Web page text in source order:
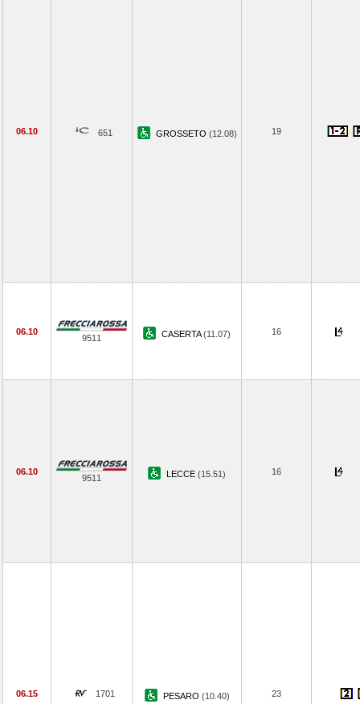
06.10 651 GROSSETO (12.08) 19
06.10
9511 CASERTA(11.07) 16
06.10
9511 LECCE (15.51) 16
06.15 1701 PESARO (10.40) 23